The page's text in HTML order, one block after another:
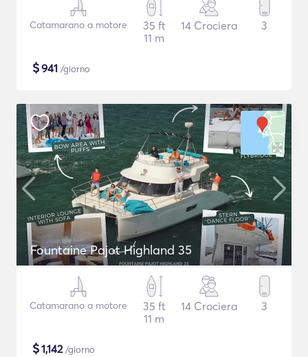
Catamarano a motore
35 ft
11 m
14 Crociera 3
$941 /giorno
Fountaine Pajot Highland 35
Catamarano a motore
35 ft
11 m
14 Crociera 3
$1,142/giorno